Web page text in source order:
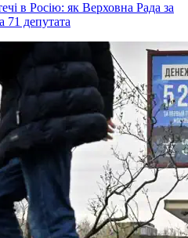
в Росію: як Верховна Рада за
71 депутата